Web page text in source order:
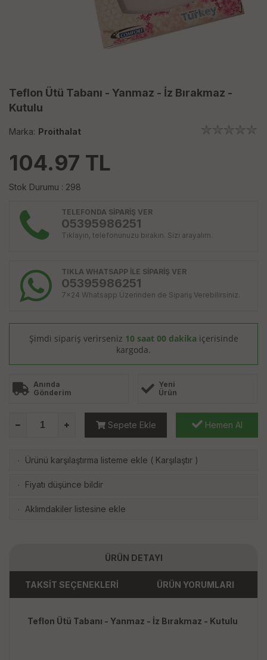
Teflon Ütü Tabanı - Yanmaz - İz Bırakmaz -
Kutulu
Marka: Proithalat
104.97 TL
Stok Durumu : 298
TELEFONDA SİPARİŞ VER
05395986251
Tıklayın, telefonunuzu bırakın. Sizi arayalım.
TIKLA WHATSAPP İLE SİPARİŞ VER
05395986251
7x24 Whatsapp Üzerinden de Sipariş Verebilirsiniz.
Şimdi sipariş verirseniz 10 saat 00 dakika içerisinde
kargoda.
Anında
Gönderim
Yeni
Ürün
Sepete Ekle Hemen Al
· Ürünü karşılaştırma listeme ekle ( Karşılaştır )
· Fiyatı düşünce bildir
· Aklımdakiler listesine ekle
ÜRÜN DETAYI
TAKSİT SEÇENEKLERİ ÜRÜN YORUMLARI
Teflon Ütü Tabanı - Yanmaz - İz Bırakmaz - Kutulu